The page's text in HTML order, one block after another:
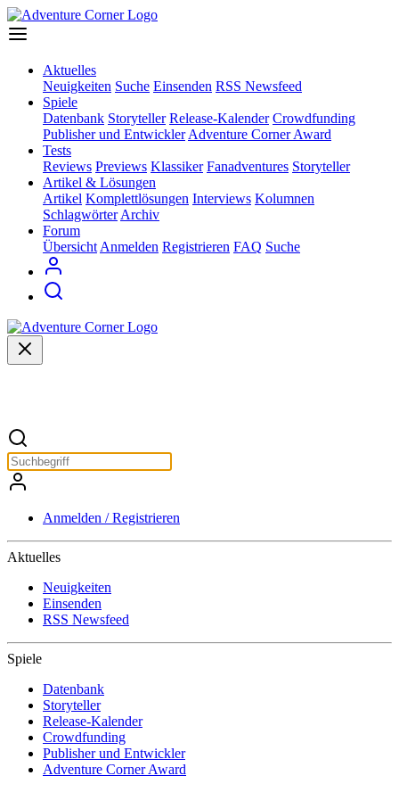
Aktuelles
Neuigkeiten Suche Einsenden RSS Newsfeed
Spiele
Datenbank Storyteller Release-Kalender Crowdfunding
Publisher und Entwickler Adventure Corner Award
Tests
Reviews Previews Klassiker Fanadventures Storyteller
Artikel & Lösungen
Artikel Komplettlösungen Interviews Kolumnen
Schlagwörter Archiv
Forum
Übersicht Anmelden Registrieren FAQ Suche
Anmelden / Registrieren
Aktuelles
Neuigkeiten
Einsenden
RSS Newsfeed
Spiele
Datenbank
Storyteller
Release-Kalender
Crowdfunding
Publisher und Entwickler
Adventure Corner Award